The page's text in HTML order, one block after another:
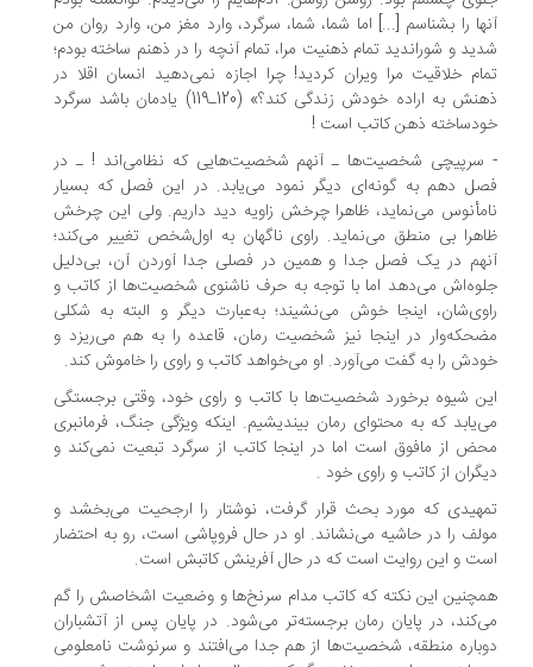
را بشناسم [...] اما شما، شما، سرگرد، وارد مغز من، وارد روان من
و شوراندید تمام ذهنیت مرا، تمام آنچه ‌را در ذهنم ساخته بودم؛
خلاقیت مرا ویران کردید! چرا اجازه نمی‌دهید انسان اقلا در
ذهنش به اراده خودش زندگی کند؟» (120ـ119) یادمان باشد سرگرد
ذهن کاتب است !
شخصیت‌ها ـ آنهم شخصیت‌هایی که نظامی‌اند ! ـ در
دهم به گونه‌ای دیگر نمود می‌یابد. در این فصل که بسیار
می‌نماید، ظاهرا چرخش زاویه دید داریم. ولی این چرخش
بی منطق می‌نماید. راوی ناگهان به اول‌شخص تغییر می‌کند؛
در یک فصل جدا و همین در فصلی جدا آوردن آن، بی‌دلیل
می‌دهد اما با توجه به حرف ناشنوی شخصیت‌ها از کاتب و
اینجا خوش می‌نشیند؛ به‌عبارت دیگر و البته به شکلی
در اینجا نیز شخصیت رمان، قاعده را به هم می‌ریزد و
را به گفت می‌آورد. او می‌خواهد کاتب و راوی را خاموش کند.
شیوه برخورد شخصیت‌ها با کاتب و راوی خود، وقتی برجستگی
که به محتوای رمان بیندیشیم. اینکه ویژگی جنگ، فرمانبری
از مافوق است اما در اینجا کاتب از سرگرد تبعیت نمی‌کند و
از کاتب و راوی خود .
که مورد بحث قرار گرفت، نوشتار را ارجحیت می‌بخشد و
را در حاشیه می‌نشاند. او در حال فروپاشی است، رو به احتضار
و این روایت است که در حال آفرینش کاتبش است.
این نکته که کاتب مدام سرنخ‌ها و وضعیت اشخاصش را گم
در پایان رمان برجسته‌تر می‌شود. در پایان پس از آتشباران
منطقه، شخصیت‌ها از هم جدا می‌افتند و سرنوشت نامعلومی